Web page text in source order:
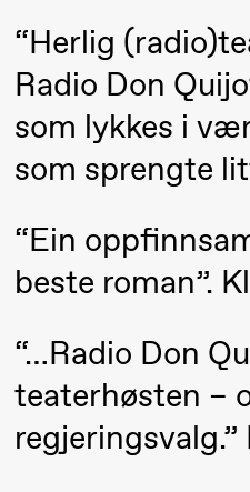
15:00 Yuri
Umemoto
/​ Oslo
Sinfonietta
/​ Ivar
crypt_ –
Anime
Yuri
Umemoto
19:00 Yuri
“Herlig
Radio Don
som lykkes i
som sprengte
“Ein
beste roman”.
“…Radio Don
teaterhøsten –